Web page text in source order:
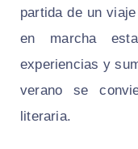
partida de un
en marcha
experiencias y
verano se
literaria.